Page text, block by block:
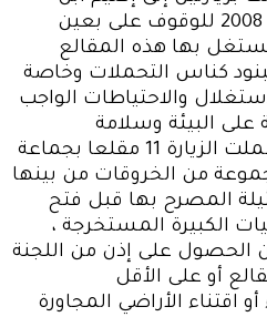
سليمان يومي 15 و22 مايو 2008 للوقوف على بعين
بها هذه المقالع
كناس التحملات وخاصة
والاحتياطات الواجب
على البيئة وسلامة
المواطنين بالمنطقة. وشملت الزيارة 11 مقلعا بجماعة
من الخروقات من بينها
المصرح بها قبل فتح
الكبيرة المستخرجة ،
الحصول على إذن من اللجنة
أو على الأقل
اقتناء الأراضي المجاورة